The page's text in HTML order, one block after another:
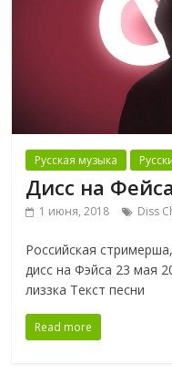
Русская музыка
Дисс на
1 июня, 2018 Diss
Российская
дисс на Фэйса 23 мая
лиззка Текст песни
Read more